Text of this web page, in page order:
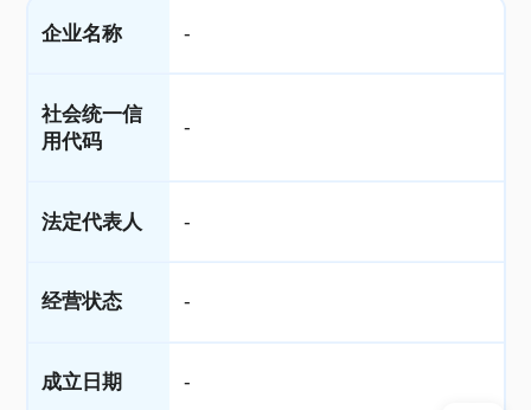
企业名称 -
社会统一信
用代码
-
法定代表人 -
经营状态 -
成立日期 -